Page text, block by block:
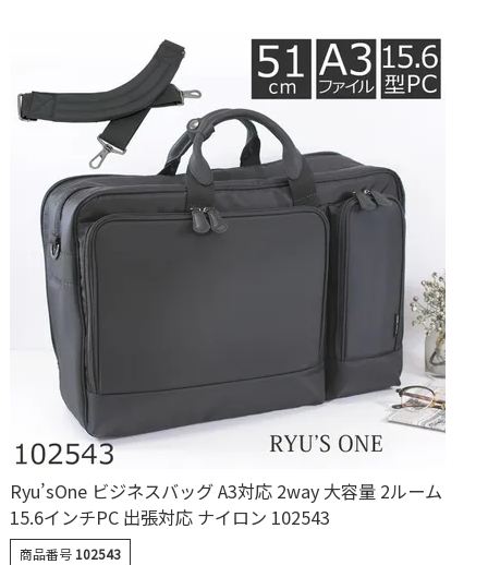
Ryu’sOne ビジネスバッグ A3対応 2way 大容量 2ルーム
15.6インチPC 出張対応 ナイロン 102543
商品番号 102543